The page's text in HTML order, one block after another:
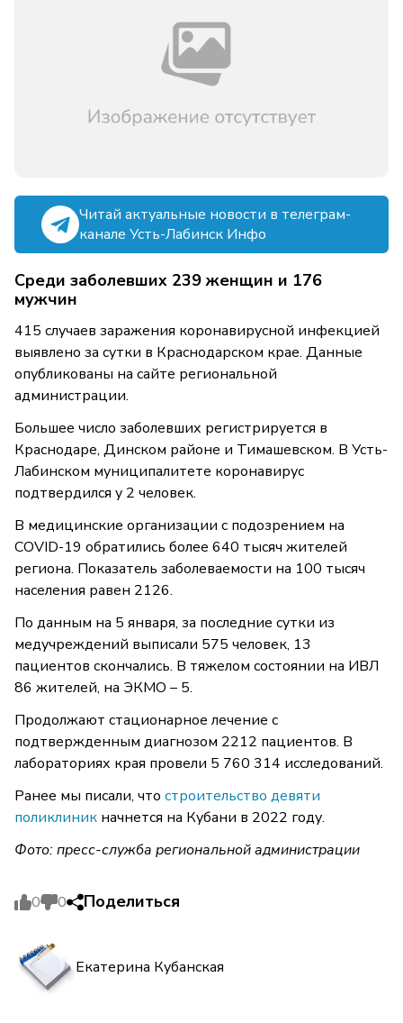
Читай актуальные новости в телеграм-
канале Усть-Лабинск Инфо
Среди заболевших 239 женщин и 176
мужчин
415 случаев заражения коронавирусной инфекцией
выявлено за сутки в Краснодарском крае. Данные
опубликованы на сайте региональной
администрации.
Большее число заболевших регистрируется в
Краснодаре, Динском районе и Тимашевском. В Усть-
Лабинском муниципалитете коронавирус
подтвердился у 2 человек.
В медицинские организации с подозрением на
COVID-19 обратились более 640 тысяч жителей
региона. Показатель заболеваемости на 100 тысяч
населения равен 2126.
По данным на 5 января, за последние сутки из
медучреждений выписали 575 человек, 13
пациентов скончались. В тяжелом состоянии на ИВЛ
86 жителей, на ЭКМО – 5.
Продолжают стационарное лечение с
подтвержденным диагнозом 2212 пациентов. В
лабораториях края провели 5 760 314 исследований.
Ранее мы писали, что строительство девяти
поликлиник начнется на Кубани в 2022 году.
Фото: пресс-служба региональной администрации
0 0 Поделиться
Екатерина Кубанская